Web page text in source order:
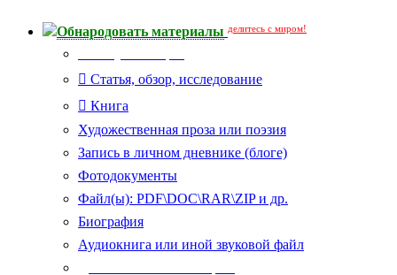
Обнародовать материалы делитесь с миром!
Статья, обзор, исследование
Книга
Художественная проза или поэзия
Запись в личном дневнике (блоге)
Фотодокументы
Файл(ы): PDF\DOC\RAR\ZIP и др.
Биография
Аудиокнига или иной звуковой файл